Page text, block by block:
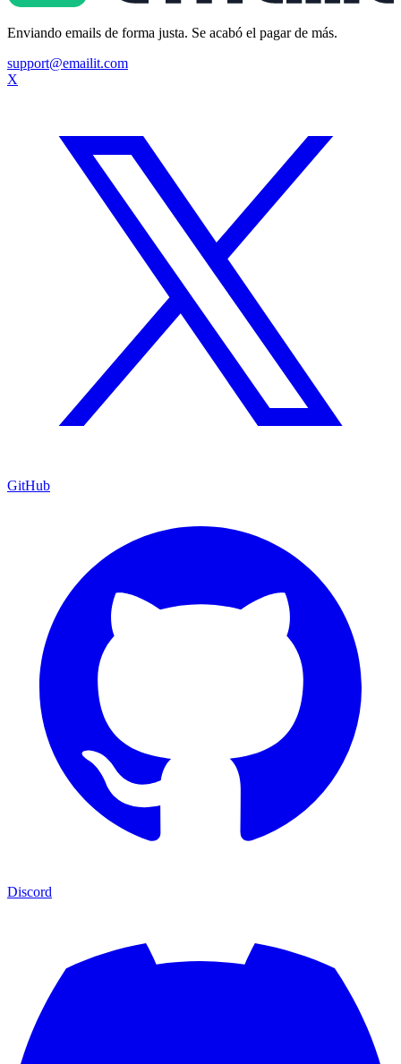
Enviando emails de forma justa. Se acabó el pagar de más.
support@emailit.com
X
GitHub
Discord